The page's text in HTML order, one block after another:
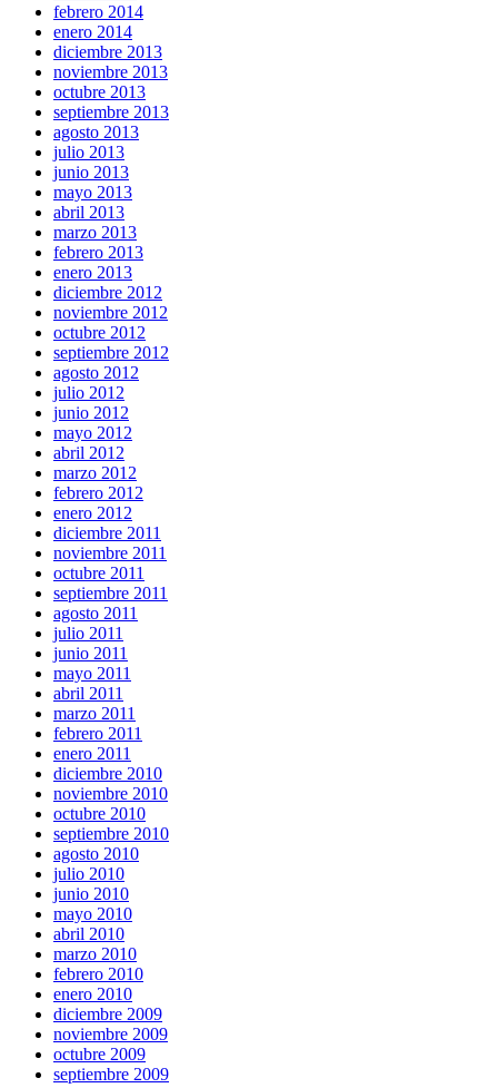
febrero 2014
enero 2014
diciembre 2013
noviembre 2013
octubre 2013
septiembre 2013
agosto 2013
julio 2013
junio 2013
mayo 2013
abril 2013
marzo 2013
febrero 2013
enero 2013
diciembre 2012
noviembre 2012
octubre 2012
septiembre 2012
agosto 2012
julio 2012
junio 2012
mayo 2012
abril 2012
marzo 2012
febrero 2012
enero 2012
diciembre 2011
noviembre 2011
octubre 2011
septiembre 2011
agosto 2011
julio 2011
junio 2011
mayo 2011
abril 2011
marzo 2011
febrero 2011
enero 2011
diciembre 2010
noviembre 2010
octubre 2010
septiembre 2010
agosto 2010
julio 2010
junio 2010
mayo 2010
abril 2010
marzo 2010
febrero 2010
enero 2010
diciembre 2009
noviembre 2009
octubre 2009
septiembre 2009